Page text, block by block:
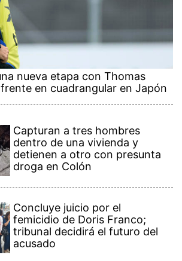
nueva etapa con Thomas
en cuadrangular en Japón
Capturan a tres hombres
dentro de una vivienda y
detienen a otro con presunta
droga en Colón
Concluye juicio por el
femicidio de Doris Franco;
tribunal decidirá el futuro del
acusado